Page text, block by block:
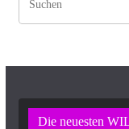
Die neuesten